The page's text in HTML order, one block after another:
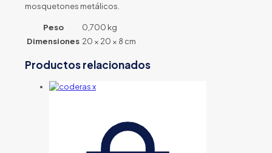
mosquetones metálicos.
Peso
0,700 kg
Dimensiones 20 × 20 × 8 cm
Productos relacionados